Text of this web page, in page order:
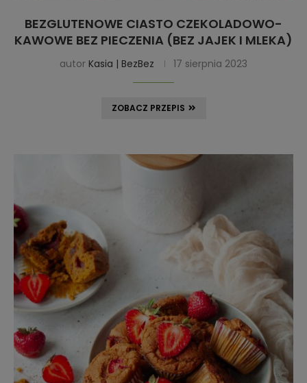
BEZGLUTENOWE CIASTO CZEKOLADOWO-
KAWOWE BEZ PIECZENIA (BEZ JAJEK I MLEKA)
autor Kasia | BezBez 17 sierpnia 2023
ZOBACZ PRZEPIS